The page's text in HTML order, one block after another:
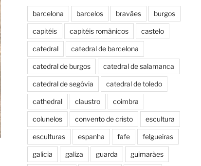
barcelona barcelos bravães burgos
capitéis capitéis românicos castelo
catedral catedral de barcelona
catedral de burgos catedral de salamanca
catedral de segóvia catedral de toledo
cathedral claustro coimbra
colunelos convento de cristo escultura
esculturas espanha fafe felgueiras
galicia galiza guarda guimarães